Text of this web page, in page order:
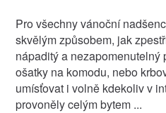
Pro všechny vánoční
skvělým způsobem, jak
nápaditý a nezapomenutelný
ošatky na komodu, nebo
umísťovat i volně kdekoliv v
provoněly celým bytem ...